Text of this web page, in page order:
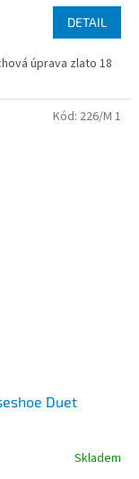
DETAIL
úprava zlato 18
Duet
Skladem
Kód: 226/M 1